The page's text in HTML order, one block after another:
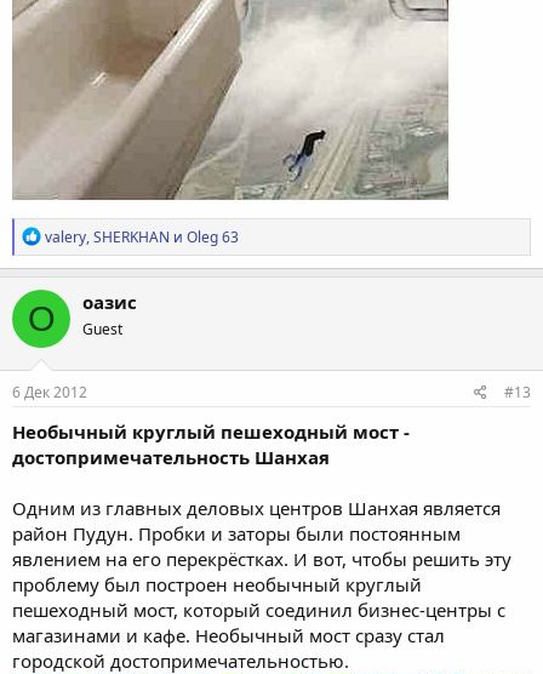
Р
е
а
к
ц
и
и
:
valery,SHERKHAN и Oleg 63
О оазис
Guest
6 Дек 2012 #13
Необычный круглый пешеходный мост -
достопримечательность Шанхая
Одним из главных деловых центров Шанхая является
район Пудун. Пробки и заторы были постоянным
явлением на его перекрёстках. И вот, чтобы решить эту
проблему был построен необычный круглый
пешеходный мост, который соединил бизнес-центры с
магазинами и кафе. Необычный мост сразу стал
городской достопримечательностью.